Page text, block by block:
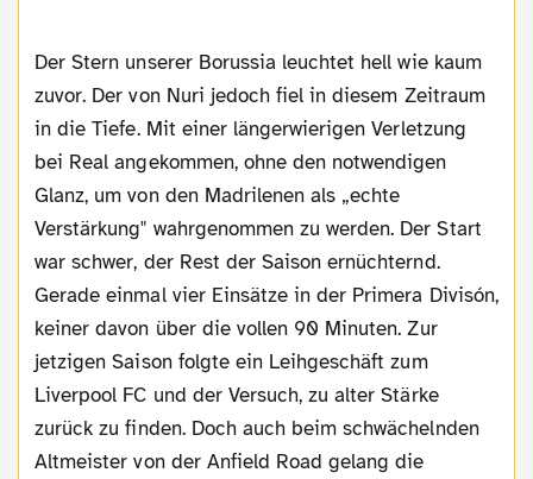
Der Stern unserer Borussia leuchtet hell wie kaum
zuvor. Der von Nuri jedoch fiel in diesem Zeitraum
in die Tiefe. Mit einer längerwierigen Verletzung
bei Real angekommen, ohne den notwendigen
Glanz, um von den Madrilenen als „echte
Verstärkung" wahrgenommen zu werden. Der Start
war schwer, der Rest der Saison ernüchternd.
Gerade einmal vier Einsätze in der Primera Divisón,
keiner davon über die vollen 90 Minuten. Zur
jetzigen Saison folgte ein Leihgeschäft zum
Liverpool FC und der Versuch, zu alter Stärke
zurück zu finden. Doch auch beim schwächelnden
Altmeister von der Anfield Road gelang die